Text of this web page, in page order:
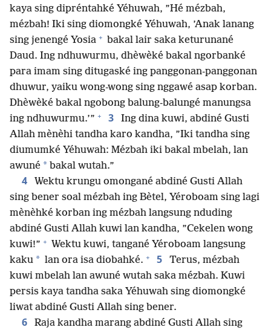
kaya sing dipréntahké Yéhuwah, ”Hé mézbah,
mézbah! Iki sing diomongké Yéhuwah, ’Anak lanang
sing jenengé Yosia + bakal lair saka keturunané
Daud. Ing ndhuwurmu, dhèwèké bakal ngorbanké
para imam sing ditugaské ing panggonan-panggonan
dhuwur, yaiku wong-wong sing nggawé asap korban.
Dhèwèké bakal ngobong balung-balungé manungsa
ing ndhuwurmu.’” + 3
Ing dina kuwi, abdiné Gusti
Allah mènèhi tandha karo kandha, ”Iki tandha sing
diumumké Yéhuwah: Mézbah iki bakal mbelah, lan
awuné * bakal wutah.”
4
Wektu krungu omongané abdiné Gusti Allah
sing bener soal mézbah ing Bètel, Yéroboam sing lagi
mènèhké korban ing mézbah langsung nduding
abdiné Gusti Allah kuwi lan kandha, ”Cekelen wong
kuwi!” + Wektu kuwi, tangané Yéroboam langsung
kaku * lan ora isa diobahké. + 5
Terus, mézbah
kuwi mbelah lan awuné wutah saka mézbah. Kuwi
persis kaya tandha saka Yéhuwah sing diomongké
liwat abdiné Gusti Allah sing bener.
6
Raja kandha marang abdiné Gusti Allah sing